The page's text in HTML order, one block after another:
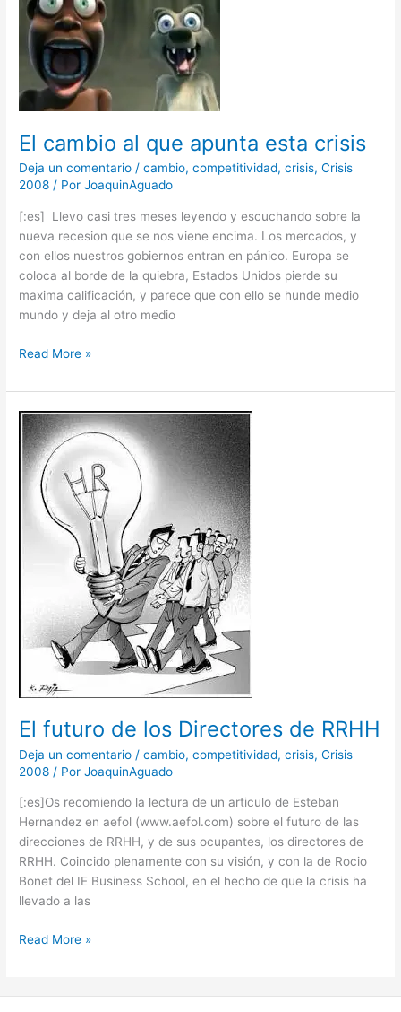
El cambio al que apunta esta crisis
Deja un comentario /cambio,competitividad,crisis,Crisis
2008 / PorJoaquinAguado
[:es] Llevo casi tres meses leyendo y escuchando sobre la
nueva recesion que se nos viene encima. Los mercados, y
con ellos nuestros gobiernos entran en pánico. Europa se
coloca al borde de la quiebra, Estados Unidos pierde su
maxima calificación, y parece que con ello se hunde medio
mundo y deja al otro medio
que
apunta
esta
crisis
Read More »
El futuro de los Directores de RRHH
Deja un comentario /cambio,competitividad,crisis,Crisis
2008 / PorJoaquinAguado
[:es]Os recomiendo la lectura de un articulo de Esteban
Hernandez en aefol (www.aefol.com) sobre el futuro de las
direcciones de RRHH, y de sus ocupantes, los directores de
RRHH. Coincido plenamente con su visión, y con la de Rocio
Bonet del IE Business School, en el hecho de que la crisis ha
llevado a las
El
futuro
de
los
Directores
Read More »